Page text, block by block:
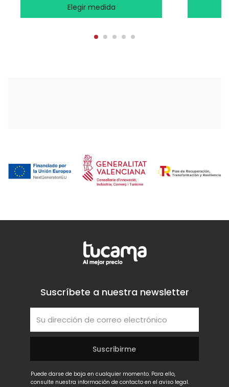
Elegir medida
Suscríbete a nuestra newsletter
Puede darse de baja en cualquier momento. Para ello,
consulte nuestra información de contacto en el aviso legal.